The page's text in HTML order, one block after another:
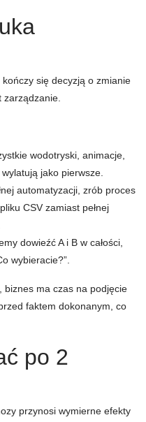
się decyzją o zmianie
zarządzanie.
wodotryski, animacje,
jako pierwsze.
automatyzacji, zrób proces
CSV zamiast pełnej
dowieźć A i B w całości,
wybieracie?”.
biznes ma czas na podjęcie
faktem dokonanym, co
po 2
przynosi wymierne efekty